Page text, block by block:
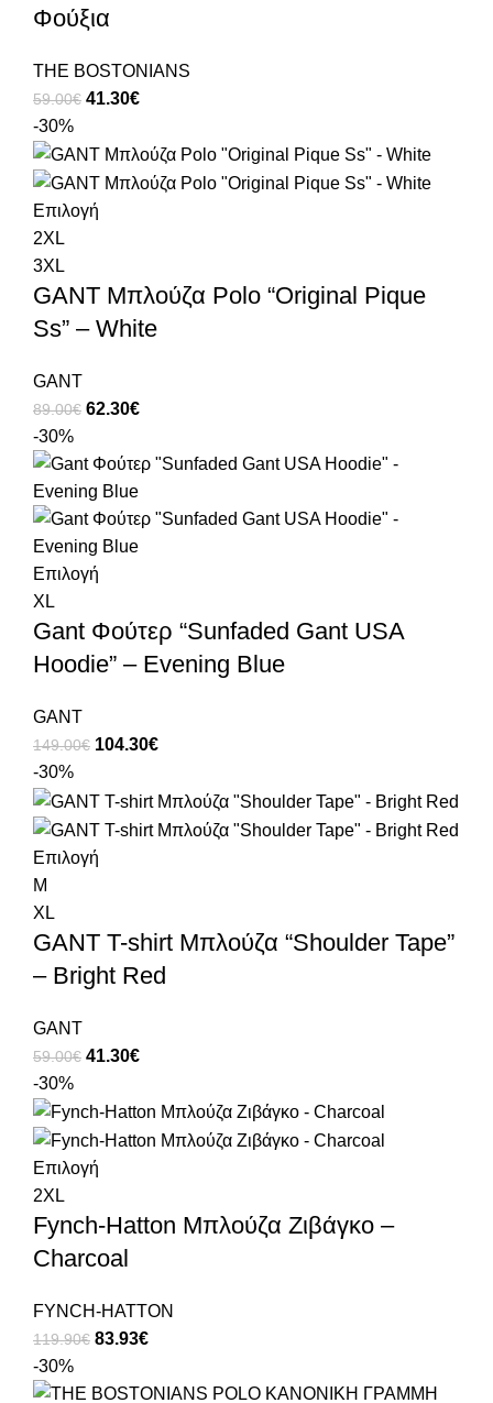
Φούξια
THE BOSTONIANS
59.00€ 41.30€
-30%
Επιλογή
2XL
3XL
GANT Μπλούζα Polo “Original Pique
Ss” – White
GANT
89.00€ 62.30€
-30%
Επιλογή
XL
Gant Φούτερ “Sunfaded Gant USA
Hoodie” – Evening Blue
GANT
149.00€ 104.30€
-30%
Επιλογή
M
XL
GANT T-shirt Μπλούζα “Shoulder Tape”
– Bright Red
GANT
59.00€ 41.30€
-30%
Επιλογή
2XL
Fynch-Hatton Μπλούζα Ζιβάγκο –
Charcoal
FYNCH-HATTON
119.90€ 83.93€
-30%